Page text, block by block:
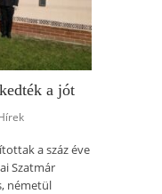
a jót
a száz éve
Szatmár
németül